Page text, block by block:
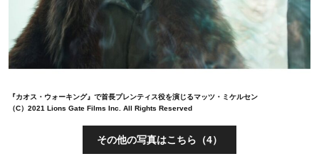
『カオス・ウォーキング』で首長プレンティス役を演じるマッツ・ミケルセン
（C）2021 Lions Gate Films Inc. All Rights Reserved
その他の写真はこちら（4）